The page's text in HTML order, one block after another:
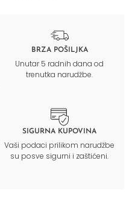
BRZA POŠILJKA
Unutar 5 radnih dana od
trenutka narudžbe.
SIGURNA KUPOVINA
Vaši podaci prilikom narudžbe
su posve sigurni i zaštićeni.